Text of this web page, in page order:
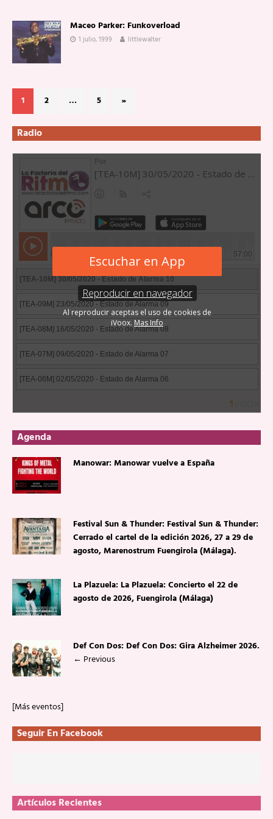
Maceo Parker: Funkoverload
1 julio, 1999 littlewalter
1 2 … 5 »
Radio
Agenda
Manowar: Manowar vuelve a España
Festival Sun & Thunder: Festival Sun & Thunder:
Cerrado el cartel de la edición 2026, 27 a 29 de
agosto, Marenostrum Fuengirola (Málaga).
La Plazuela: La Plazuela: Concierto el 22 de
agosto de 2026, Fuengirola (Málaga)
Def Con Dos: Def Con Dos: Gira Alzheimer 2026.
← Previous
[Más eventos]
Seguir En Facebook
Artículos Recientes